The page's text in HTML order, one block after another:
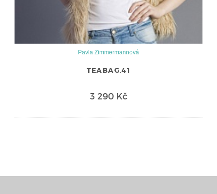
Pavla Zimmermannová
TEABAG.41
3 290 Kč